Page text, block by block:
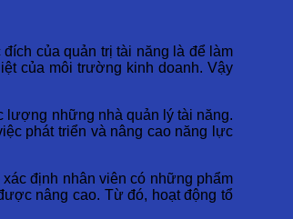
của quản trị tài năng là để làm
của môi trường kinh doanh. Vậy
lượng những nhà quản lý tài năng.
phát triển và nâng cao năng lực
định nhân viên có những phẩm
nâng cao. Từ đó, hoạt động tổ